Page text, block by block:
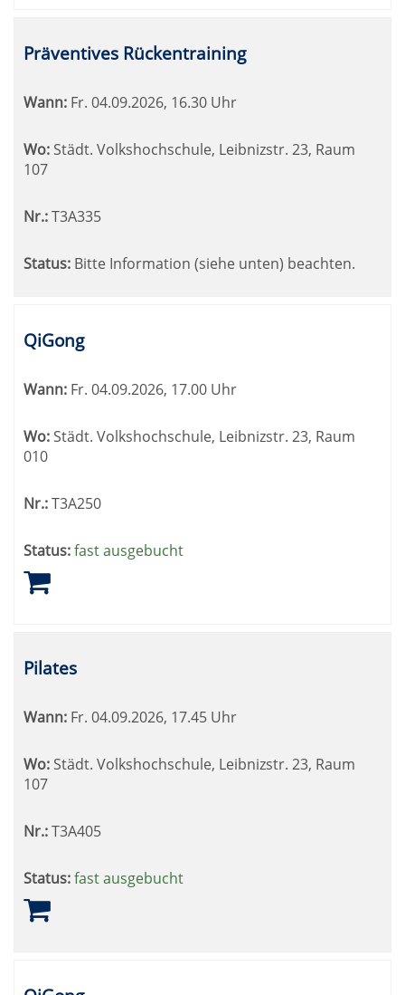
Präventives Rückentraining
Wann: Fr. 04.09.2026, 16.30 Uhr
Wo: Städt. Volkshochschule, Leibnizstr. 23, Raum
107
Nr.:T3A335
Status: Bitte Information (siehe unten) beachten.
QiGong
Wann: Fr. 04.09.2026, 17.00 Uhr
Wo:Städt. Volkshochschule, Leibnizstr. 23, Raum
010
Nr.:T3A250
Status:fast ausgebucht
Pilates
Wann: Fr. 04.09.2026, 17.45 Uhr
Wo: Städt. Volkshochschule, Leibnizstr. 23, Raum
107
Nr.:T3A405
Status:fast ausgebucht